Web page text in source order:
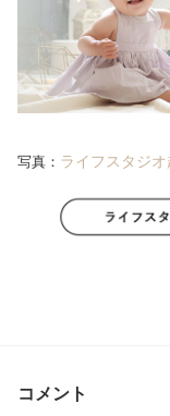
写真： ライフスタジ
コメント